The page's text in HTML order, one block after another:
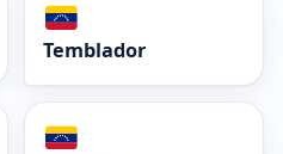
Temblador